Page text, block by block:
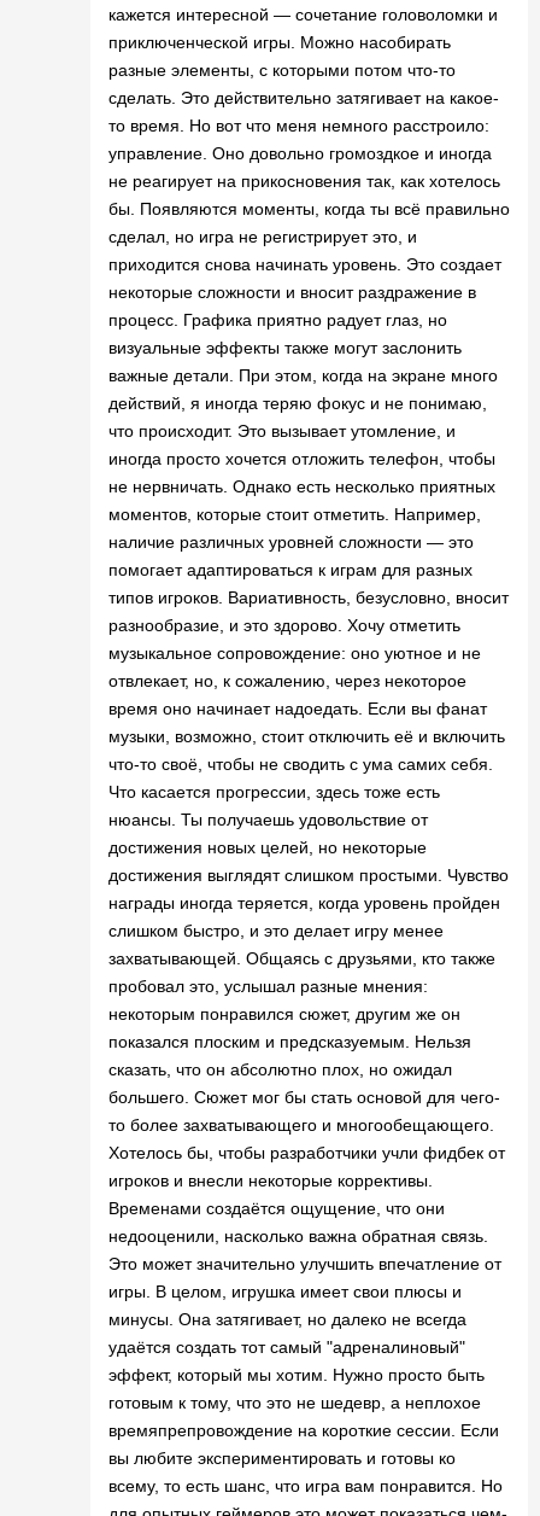
кажется интересной — сочетание головоломки и
приключенческой игры. Можно насобирать
разные элементы, с которыми потом что-то
сделать. Это действительно затягивает на какое-
то время. Но вот что меня немного расстроило:
управление. Оно довольно громоздкое и иногда
не реагирует на прикосновения так, как хотелось
бы. Появляются моменты, когда ты всё правильно
сделал, но игра не регистрирует это, и
приходится снова начинать уровень. Это создает
некоторые сложности и вносит раздражение в
процесс. Графика приятно радует глаз, но
визуальные эффекты также могут заслонить
важные детали. При этом, когда на экране много
действий, я иногда теряю фокус и не понимаю,
что происходит. Это вызывает утомление, и
иногда просто хочется отложить телефон, чтобы
не нервничать. Однако есть несколько приятных
моментов, которые стоит отметить. Например,
наличие различных уровней сложности — это
помогает адаптироваться к играм для разных
типов игроков. Вариативность, безусловно, вносит
разнообразие, и это здорово. Хочу отметить
музыкальное сопровождение: оно уютное и не
отвлекает, но, к сожалению, через некоторое
время оно начинает надоедать. Если вы фанат
музыки, возможно, стоит отключить её и включить
что-то своё, чтобы не сводить с ума самих себя.
Что касается прогрессии, здесь тоже есть
нюансы. Ты получаешь удовольствие от
достижения новых целей, но некоторые
достижения выглядят слишком простыми. Чувство
награды иногда теряется, когда уровень пройден
слишком быстро, и это делает игру менее
захватывающей. Общаясь с друзьями, кто также
пробовал это, услышал разные мнения:
некоторым понравился сюжет, другим же он
показался плоским и предсказуемым. Нельзя
сказать, что он абсолютно плох, но ожидал
большего. Сюжет мог бы стать основой для чего-
то более захватывающего и многообещающего.
Хотелось бы, чтобы разработчики учли фидбек от
игроков и внесли некоторые коррективы.
Временами создаётся ощущение, что они
недооценили, насколько важна обратная связь.
Это может значительно улучшить впечатление от
игры. В целом, игрушка имеет свои плюсы и
минусы. Она затягивает, но далеко не всегда
удаётся создать тот самый "адреналиновый"
эффект, который мы хотим. Нужно просто быть
готовым к тому, что это не шедевр, а неплохое
времяпрепровождение на короткие сессии. Если
вы любите экспериментировать и готовы ко
всему, то есть шанс, что игра вам понравится. Но